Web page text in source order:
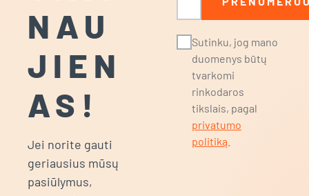
NAU
JIEN
AS!
Jei norite gauti
geriausius mūsų
pasiūlymus,
Sutinku, jog mano
duomenys būtų
tvarkomi
rinkodaros
tikslais, pagal
privatumo
politiką